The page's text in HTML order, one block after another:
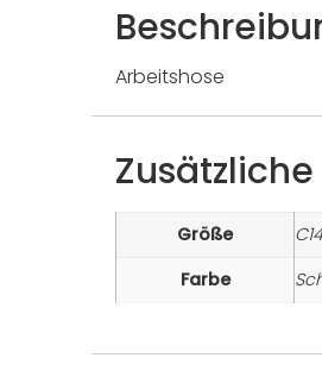
Arbeitshose
Größe
Farbe